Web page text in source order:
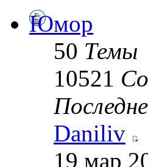
Юмор
50 Темы
10521
Daniliv
19 мар